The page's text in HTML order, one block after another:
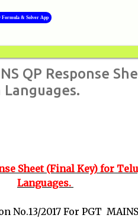
Formula & Solver App
QP Response
Sheet (Final Key) for
Languages.
No.13/2017 For PGT